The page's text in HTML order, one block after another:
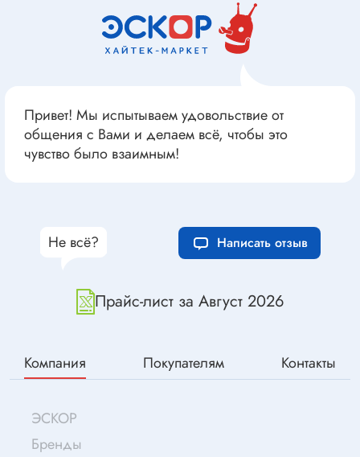
Привет! Мы испытываем удовольствие от
общения с Вами и делаем всё, чтобы это
чувство было взаимным!
Прайс-лист за Август 2026
Не всё? Написать отзыв
Компания Покупателям Контакты
ЭСКОР
Бренды